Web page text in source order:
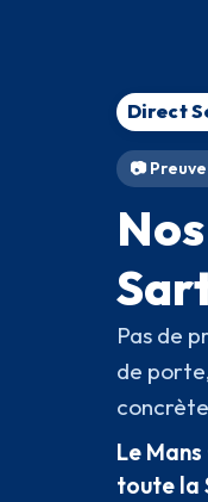
Direct
📷
Pas de
de
Le Mans
toute la